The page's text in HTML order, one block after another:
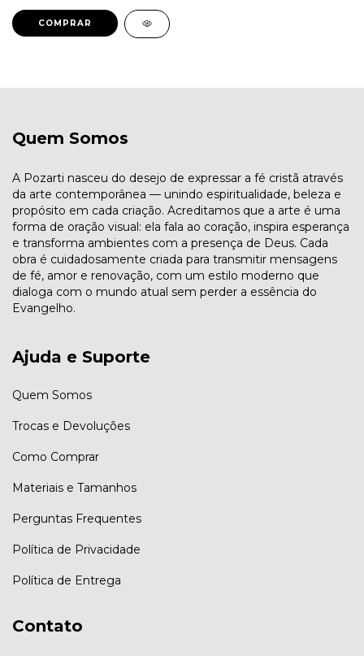
COMPRAR
Quem Somos
A Pozarti nasceu do desejo de expressar a fé cristã através
da arte contemporânea — unindo espiritualidade, beleza e
propósito em cada criação. Acreditamos que a arte é uma
forma de oração visual: ela fala ao coração, inspira esperança
e transforma ambientes com a presença de Deus. Cada
obra é cuidadosamente criada para transmitir mensagens
de fé, amor e renovação, com um estilo moderno que
dialoga com o mundo atual sem perder a essência do
Evangelho.
Ajuda e Suporte
Quem Somos
Trocas e Devoluções
Como Comprar
Materiais e Tamanhos
Perguntas Frequentes
Política de Privacidade
Política de Entrega
Contato